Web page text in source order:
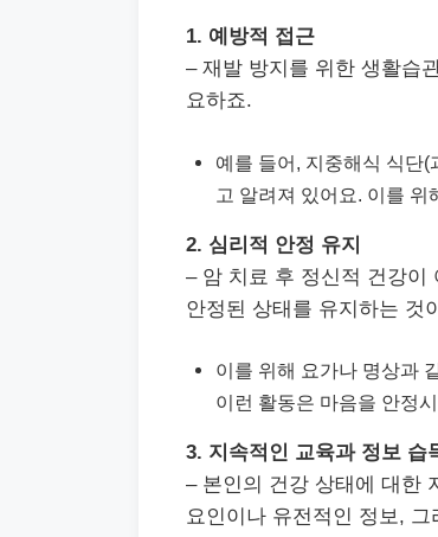
1. 예방적 접근
– 재발 방지를 위한 생활습
요하죠.
예를 들어, 지중해식 식단
고 알려져 있어요. 이를 위
2. 심리적 안정 유지
– 암 치료 후 정신적 건강이
안정된 상태를 유지하는 것
이를 위해 요가나 명상과
이런 활동은 마음을 안정
3. 지속적인 교육과 정보 습
– 본인의 건강 상태에 대한
요인이나 유전적인 정보,